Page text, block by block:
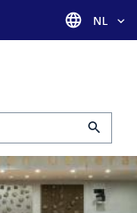
Taal
NL